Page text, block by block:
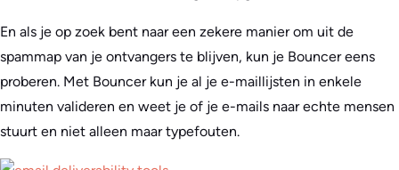
En als je op zoek bent naar een zekere manier om uit de
spammap van je ontvangers te blijven, kun je Bouncer eens
proberen. Met Bouncer kun je al je e-maillijsten in enkele
minuten valideren en weet je of je e-mails naar echte mensen
stuurt en niet alleen maar typefouten.